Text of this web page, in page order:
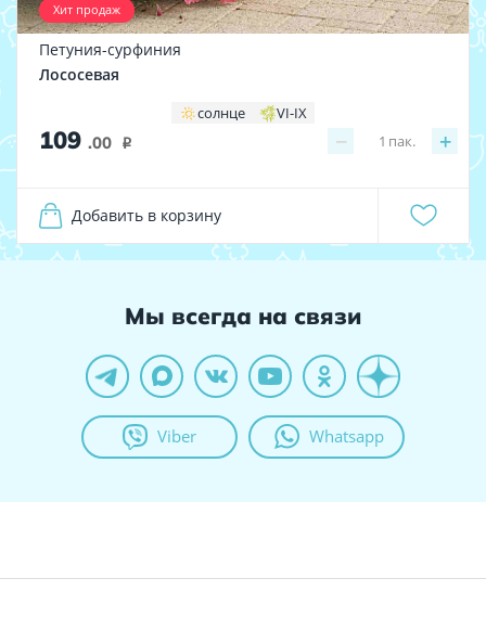
Хит продаж
Петуния-сурфиния
Лососевая
солнце VI-IX
109 .00 i − +
1 пак.
Добавить в корзину
Мы всегда на связи
Viber Whatsapp